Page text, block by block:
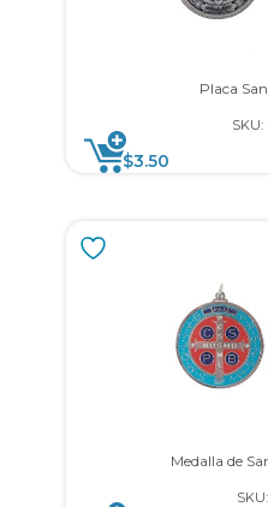
Placa
SKU:
$3.50
Medalla de